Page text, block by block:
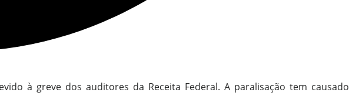
à greve dos auditores da Receita Federal. A paralisação tem causado